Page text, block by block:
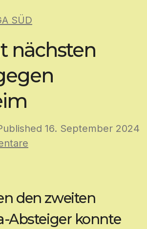
SÜD
nächsten
16. September 2024
den zweiten
Absteiger konnte